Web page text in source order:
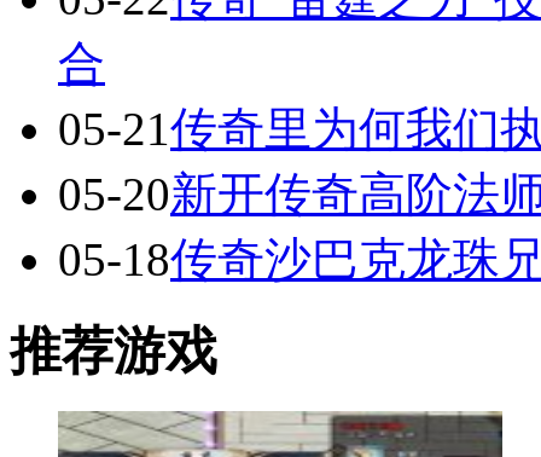
合
05-21传奇里为何我们
05-20新开传奇高阶法
05-18传奇沙巴克龙珠
推荐游戏